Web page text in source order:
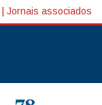
Jornais associados